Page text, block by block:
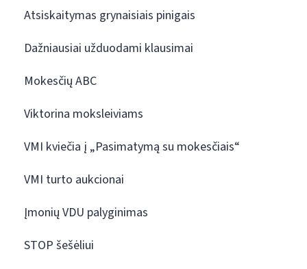
Atsiskaitymas grynaisiais pinigais
Dažniausiai užduodami klausimai
Mokesčių ABC
Viktorina moksleiviams
VMI kviečia į „Pasimatymą su mokesčiais“
VMI turto aukcionai
Įmonių VDU palyginimas
STOP šešėliui